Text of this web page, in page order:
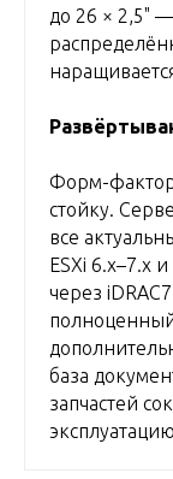
до 26 × 2,5"
Форм-фактор
стойку.
все
ESXi 6.x–7.x
через
база
запчастей